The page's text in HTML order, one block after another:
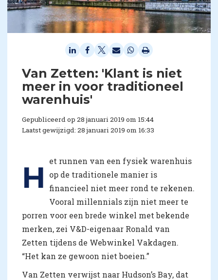
Van Zetten: 'Klant is niet
meer in voor traditioneel
warenhuis'
Gepubliceerd op 28 januari 2019 om 15:44
Laatst gewijzigd: 28 januari 2019 om 16:33
H
et runnen van een fysiek warenhuis
op de traditionele manier is
financieel niet meer rond te rekenen.
Vooral millennials zijn niet meer te
porren voor een brede winkel met bekende
merken, zei V&D-eigenaar Ronald van
Zetten tijdens de Webwinkel Vakdagen.
“Het kan ze gewoon niet boeien.”
Van Zetten verwijst naar Hudson’s Bay, dat